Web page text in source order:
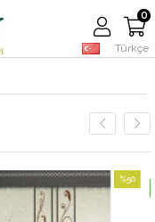
Türkçe
0
%50
İndirim
%50İndirim
Fırsat Ürünü